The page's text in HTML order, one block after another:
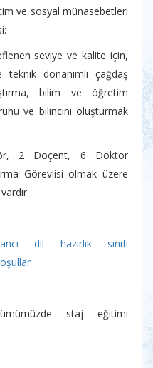
ve sosyal münasebetleri
seviye ve kalite için,
donanımlı çağdaş
bilim ve öğretim
ve bilincini oluşturmak
2 Doçent, 6 Doktor
Görevlisi olmak üzere
dil hazırlık sınıfı
staj eğitimi